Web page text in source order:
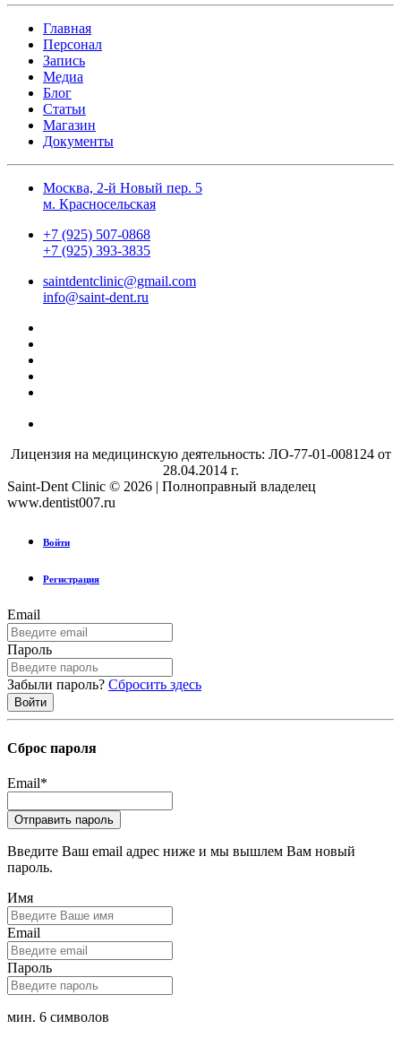
Главная
Персонал
Запись
Медиа
Блог
Статьи
Магазин
Документы
Москва, 2-й Новый пер. 5
м. Красносельская
+7 (925) 507-0868
+7 (925) 393-3835
saintdentclinic@gmail.com
info@saint-dent.ru
Лицензия на медицинскую деятельность: ЛО-77-01-008124 от
28.04.2014 г.
Saint-Dent Clinic © 2026 | Полноправный владелец
www.dentist007.ru
Войти
Регистрация
Email
Пароль
Забыли пароль? Сбросить здесь
Сброс пароля
Email*
Введите Ваш email адрес ниже и мы вышлем Вам новый
пароль.
Имя
Email
Пароль
мин. 6 символов